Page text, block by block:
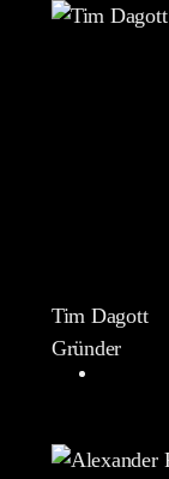
Tim Dagott
Gründer